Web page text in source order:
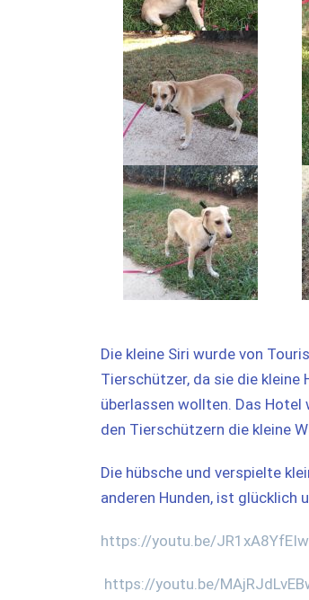
Die kleine Siri wurde von
Tierschützer, da sie die kleine
überlassen wollten. Das
den Tierschützern die kleine
Die hübsche und verspielte
anderen Hunden, ist glücklich
https://youtu.be/JR1xA8YfEIw
https://youtu.be/